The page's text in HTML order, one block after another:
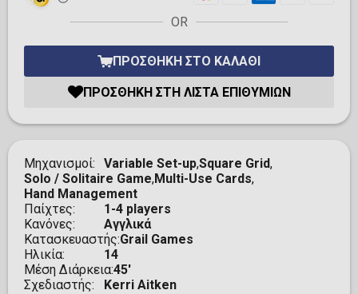
OR
ΠΡΟΣΘΉΚΗ ΣΤΟ ΚΑΛΆΘΙ
ΠΡΟΣΘΉΚΗ ΣΤΗ ΛΊΣΤΑ ΕΠΙΘΥΜΙΏΝ
Μηχανισμοί Variable Set-up,Square Grid,
Solo / Solitaire Game,Multi-Use Cards,
Hand Management
Παίχτες
1-4 players
Κανόνες
Αγγλικά
Κατασκευαστής Grail Games
Ηλικία
14
Μέση Διάρκεια45'
Σχεδιαστής
Kerri Aitken